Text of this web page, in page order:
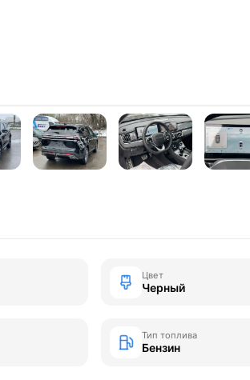
Цвет
Черный
Тип топлива
Бензин